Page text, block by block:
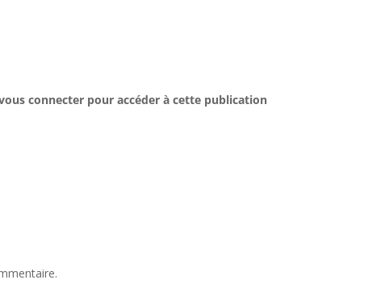
connecter pour accéder à cette publication